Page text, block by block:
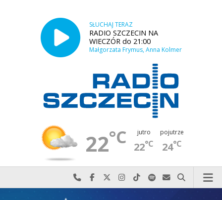
SŁUCHAJ TERAZ
RADIO SZCZECIN NA
WIECZÓR do 21:00
Małgorzata Frymus, Anna Kolmer
22°C jutro
22°C
pojutrze
24°C
Najlepiej po prostu do nas zadzwoń
Odwiedź nas na Facebook-u
Odwiedź nas na X
Odwiedź nas na Instagram-ie
Odwiedź nas na TikTok-u
Szukaj nas na Spotify
Wyślij do nas
Szukaj